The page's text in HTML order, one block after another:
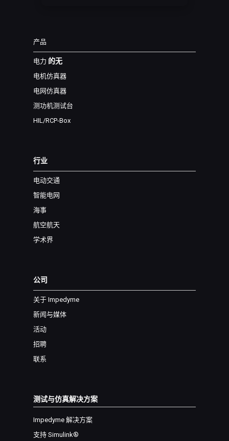
产品
电力 的无
电机仿真器
电网仿真器
测功机测试台
HIL/RCP-Box
行业
电动交通
智能电网
海事
航空航天
学术界
公司
关于 Impedyme
新闻与媒体
活动
招聘
联系
测试与仿真解决方案
Impedyme 解决方案
支持 Simulink®